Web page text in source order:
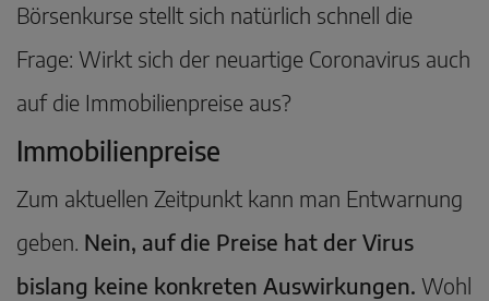
Börsenkurse stellt sich natürlich schnell die
Frage: Wirkt sich der neuartige Coronavirus auch
auf die Immobilienpreise aus?
Immobilienpreise
Zum aktuellen Zeitpunkt kann man Entwarnung
geben. Nein, auf die Preise hat der Virus
bislang keine konkreten Auswirkungen. Wohl